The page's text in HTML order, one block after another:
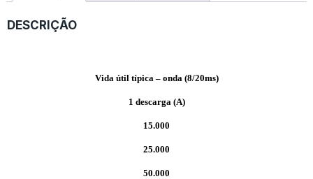
DESCRIÇÃO
Vida útil típica – onda (8/20ms)
1 descarga (A)
15.000
25.000
50.000